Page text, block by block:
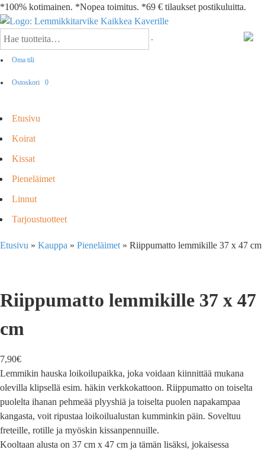
*100% kotimainen. *Nopea toimitus. *69 € tilaukset postikuluitta.
Oma tili
Ostoskori 0
Etusivu
Koirat
Kissat
Pieneläimet
Linnut
Tarjoustuotteet
Etusivu » Kauppa » Pieneläimet » Riippumatto lemmikille 37 x 47 cm
Riippumatto lemmikille 37 x 47
cm
7,90€
Lemmikin hauska loikoilupaikka, joka voidaan kiinnittää mukana
olevilla klipsellä esim. häkin verkkokattoon. Riippumatto on toiselta
puolelta ihanan pehmeää plyyshiä ja toiselta puolen napakampaa
kangasta, voit ripustaa loikoilualustan kumminkin päin. Soveltuu
freteille, rotille ja myöskin kissanpennuille.
Kooltaan alusta on 37 cm x 47 cm ja tämän lisäksi, jokaisessa